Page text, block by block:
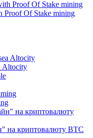
Proof Of Stake mining
Altocity
на криптовалюту BTC